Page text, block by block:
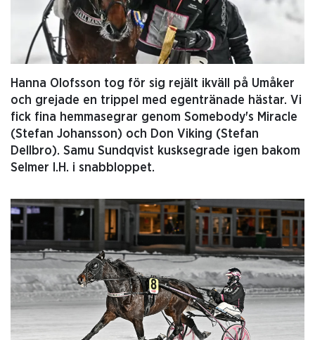
Hanna Olofsson tog för sig rejält ikväll på Umåker
och grejade en trippel med egentränade hästar. Vi
fick fina hemmasegrar genom Somebody's Miracle
(Stefan Johansson) och Don Viking (Stefan
Dellbro). Samu Sundqvist kusksegrade igen bakom
Selmer I.H. i snabbloppet.